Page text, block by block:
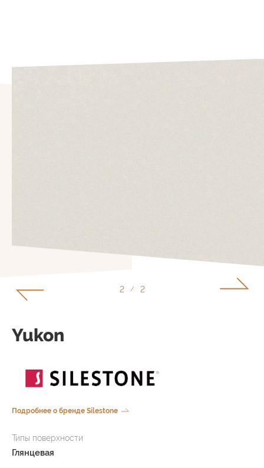
2 / 2
Yukon
Подробнее о бренде Silestone
Типы поверхности
Глянцевая